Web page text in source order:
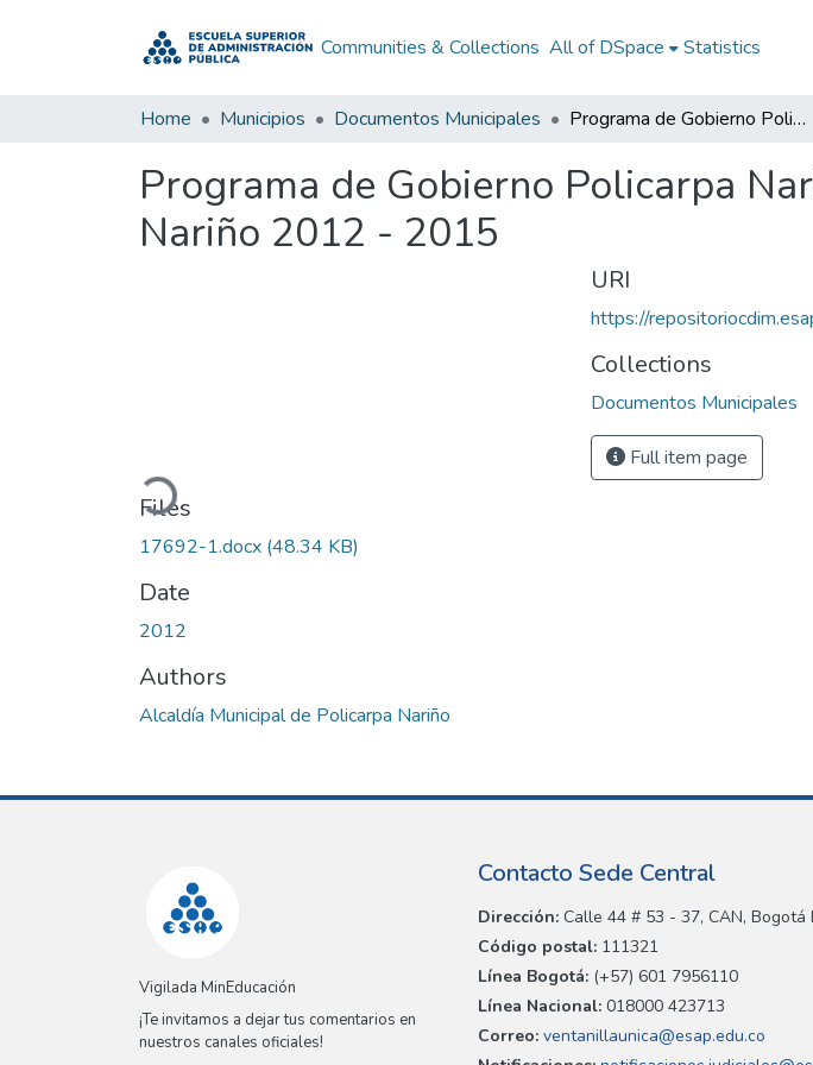
Communities & Collections All of DSpace Statistics
Home Municipios Documentos Municipales Programa de Gobierno Policarpa Nariño 2012 - 2015: PG Policarpa Nariño 2012 - 2015
Programa de Gobierno Policarpa
Nariño 2012 - 2015
Loading...
Files
17692-1.docx (48.34 KB)
Date
2012
Authors
Alcaldía Municipal de Policarpa Nariño
URI
https://
Collections
Documentos Municipales
Full item page
Vigilada MinEducación
¡Te invitamos a dejar tus comentarios en
nuestros canales oficiales!
Contacto Sede Central
Dirección: Calle 44 # 53 - 37, CAN, Bogotá
Código postal: 111321
Línea Bogotá: (+57) 601 7956110
Línea Nacional: 018000 423713
Correo: ventanillaunica@esap.edu.co